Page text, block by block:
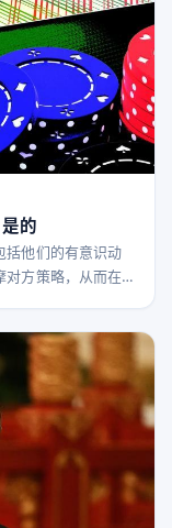
的
他们的有意识动
方策略，从而在
具在赛事直播的最
指标，以及一个
同类